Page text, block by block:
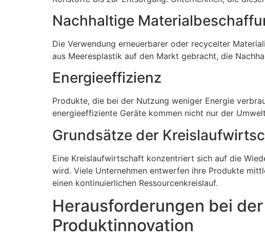
Nachhaltige
Die Verwendung erneuerbarer oder recycelter
aus Meeresplastik auf den Markt gebracht, die
Energieeffizienz
Produkte, die bei der Nutzung weniger Energie
energieeffiziente Geräte kommen nicht nur der
Grundsätze der
Eine Kreislaufwirtschaft konzentriert sich auf die
wird. Viele Unternehmen entwerfen ihre Produkte
einen kontinuierlichen Ressourcenkreislauf.
Herausforderungen bei
Produktinnovation